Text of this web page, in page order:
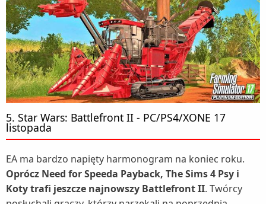
5. Star Wars: Battlefront II - PC/PS4/XONE 17
listopada
EA ma bardzo napięty harmonogram na koniec roku.
Oprócz Need for Speeda Payback, The Sims 4 Psy i
Koty trafi jeszcze najnowszy Battlefront II. Twórcy